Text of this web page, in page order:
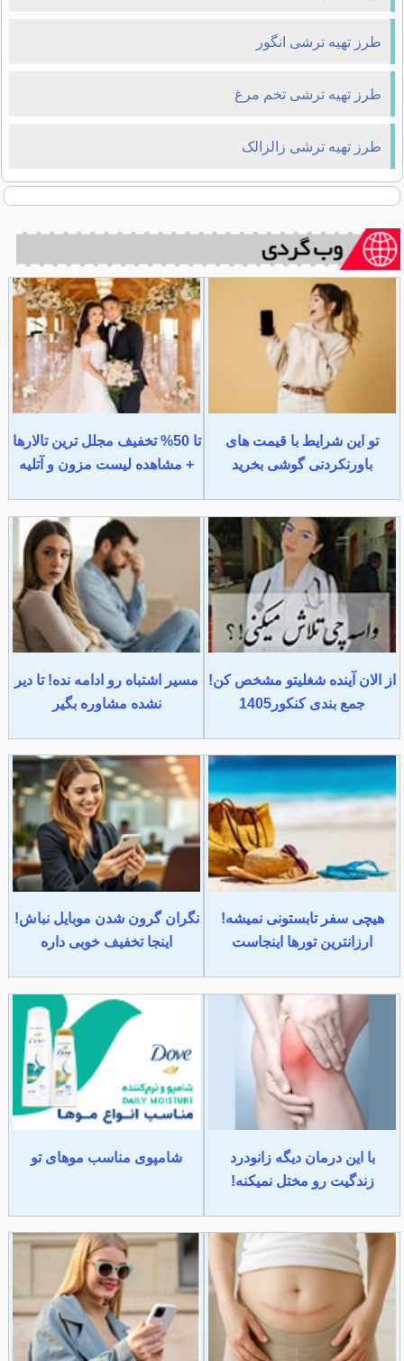
طرز تهیه ترشی انگور
طرز تهیه ترشی تخم مرغ
طرز تهیه ترشی زالزالک
تو این شرایط با قیمت های
باورنکردنی گوشی بخرید
تا 50% تخفیف مجلل ترین تالارها
+ مشاهده لیست مزون و آتلیه
از الان آینده شغلیتو مشخص کن!
جمع بندی کنکور1405
مسیر اشتباه رو ادامه نده! تا دیر
نشده مشاوره بگیر
هیچی سفر تابستونی نمیشه!
ارزانترین تورها اینجاست
نگران گرون شدن موبایل نباش!
اینجا تخفیف خوبی داره
با این درمان دیگه زانودرد
زندگیت رو مختل نمیکنه!
شامپوی مناسب موهای تو